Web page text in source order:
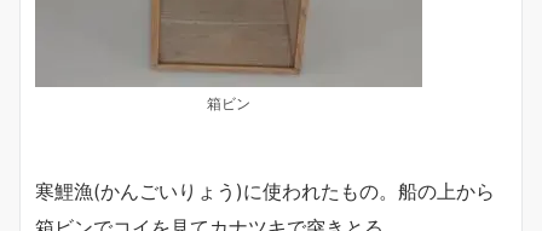
箱ビン
寒鯉漁(かんごいりょう)に使われたもの。船の上から